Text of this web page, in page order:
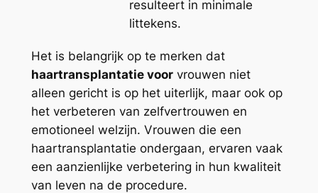
resulteert in minimale
littekens.
Het is belangrijk op te merken dat
haartransplantatie voorvrouwen niet
alleen gericht is op het uiterlijk, maar ook op
het verbeteren van zelfvertrouwen en
emotioneel welzijn. Vrouwen die een
haartransplantatie ondergaan, ervaren vaak
een aanzienlijke verbetering in hun kwaliteit
van leven na de procedure.